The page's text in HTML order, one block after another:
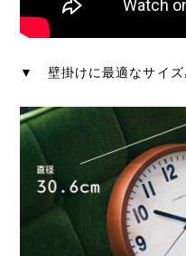
▼ 壁掛けに最適なサイズ